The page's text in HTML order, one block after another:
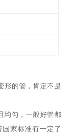
形的管，肯定不是
均匀，一般好管都
国家标准有一定了